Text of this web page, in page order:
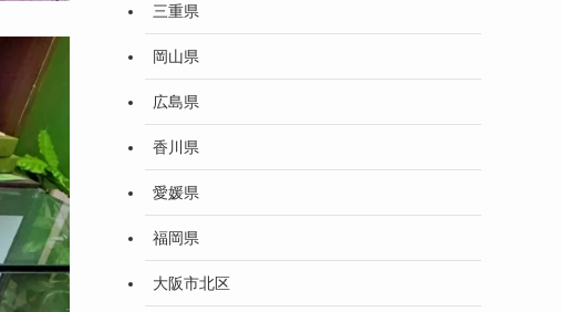
三重県
岡山県
広島県
香川県
愛媛県
福岡県
大阪市北区